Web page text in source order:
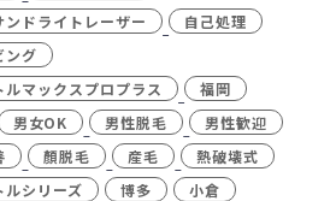
ンドライトレーザー
自己処理
ング
ルマックスプロプラス
福岡
男女OK 男性脱毛
男性歓迎
顏脱毛 産毛
熱破壊式
ルシリーズ
博多
小倉